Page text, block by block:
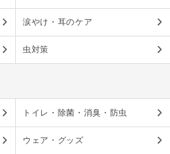
涙やけ・耳のケア
虫対策
トイレ・除菌・消臭・防虫
ウェア・グッズ